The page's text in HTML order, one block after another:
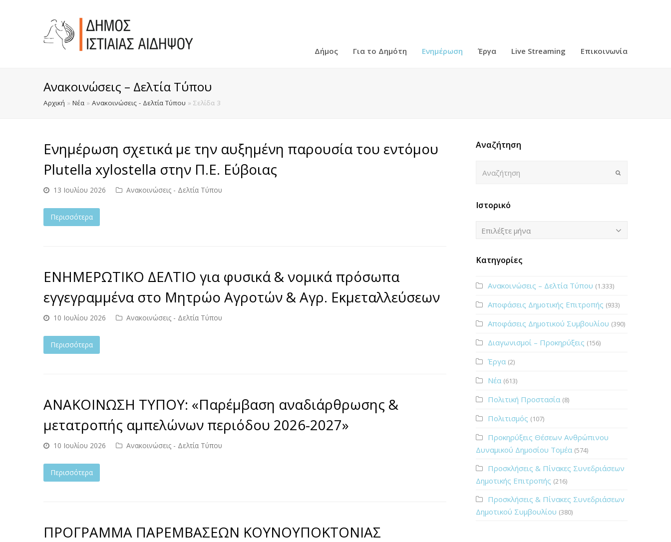
Δήμος Για το Δημότη Ενημέρωση Έργα Live Streaming Επικοινωνία
Ανακοινώσεις – Δελτία Τύπου
Αρχική » Νέα » Ανακοινώσεις - Δελτία Τύπου » Σελίδα 3
Ενημέρωση σχετικά με την αυξημένη παρουσία του εντόμου
Plutella xylostella στην Π.Ε. Εύβοιας
13 Ιουλίου 2026 Ανακοινώσεις - Δελτία Τύπου
Περισσότερα
ΕΝΗΜΕΡΩΤΙΚΟ ΔΕΛΤΙΟ για φυσικά & νομικά πρόσωπα
εγγεγραμμένα στο Μητρώο Αγροτών & Αγρ. Εκμεταλλεύσεων
10 Ιουλίου 2026 Ανακοινώσεις - Δελτία Τύπου
Περισσότερα
ΑΝΑΚΟΙΝΩΣΗ ΤΥΠΟΥ: «Παρέμβαση αναδιάρθρωσης &
μετατροπής αμπελώνων περιόδου 2026-2027»
10 Ιουλίου 2026 Ανακοινώσεις - Δελτία Τύπου
Περισσότερα
ΠΡΟΓΡΑΜΜΑ ΠΑΡΕΜΒΑΣΕΩΝ ΚΟΥΝΟΥΠΟΚΤΟΝΙΑΣ
Αναζήτηση
Ιστορικό
Ιστορικό
Επιλέξτε μήνα
Κατηγορίες
Ανακοινώσεις – Δελτία Τύπου (1.333)
Αποφάσεις Δημοτικής Επιτροπής (933)
Αποφάσεις Δημοτικού Συμβουλίου (390)
Διαγωνισμοί – Προκηρύξεις (156)
Έργα (2)
Νέα (613)
Πολιτική Προστασία (8)
Πολιτισμός (107)
Προκηρύξεις Θέσεων Ανθρώπινου
Δυναμικού Δημοσίου Τομέα (574)
Προσκλήσεις & Πίνακες Συνεδριάσεων
Δημοτικής Επιτροπής (216)
Προσκλήσεις & Πίνακες Συνεδριάσεων
Δημοτικού Συμβουλίου (380)